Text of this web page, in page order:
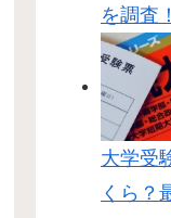
を調査
大学受
くら？